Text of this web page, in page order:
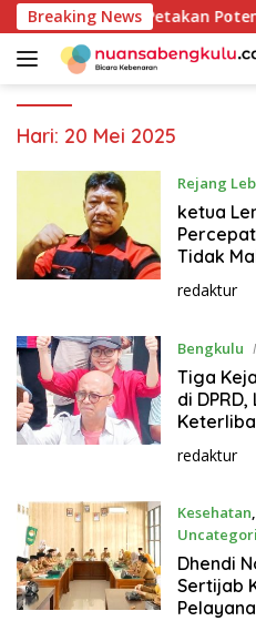
a
Breaking News
Kaur Mulai Petakan
Hari: 20 Mei 2025
Rejang
ketua
Tidak
Bupati
redaktur
Bengkulu
Tiga
di
redaktur
Kesehatan,
Mei 20,
Dhendi
Sertijab